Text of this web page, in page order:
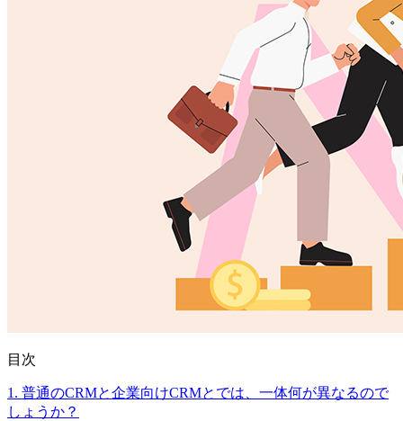
目次
1. 普通のCRMと企業向けCRMとでは、一体何が異なるので
しょうか？